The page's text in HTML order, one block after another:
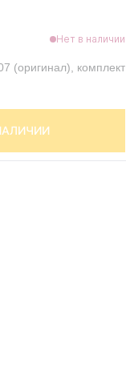
Нет в наличии
(оригинал), комплект